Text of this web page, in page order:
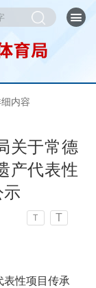
内容
关于常德
产代表性
示
T T
表性项目传承